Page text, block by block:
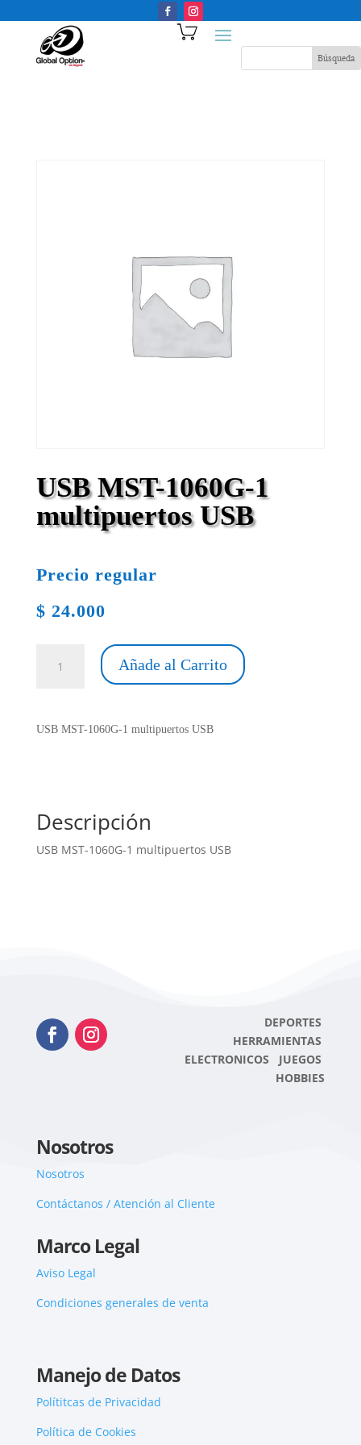
USB MST-1060G-1
multipuertos USB
Precio regular
$ 24.000
MST-
multipuertos
Añade al Carrito
USB MST-1060G-1 multipuertos USB
Descripción
USB MST-1060G-1 multipuertos USB
DEPORTES
HERRAMIENTAS
ELECTRONICOS JUEGOS
HOBBIES
Nosotros
Nosotros
Contáctanos / Atención al Cliente
Marco Legal
Aviso Legal
Condiciones generales de venta
Manejo de Datos
Polítitcas de Privacidad
Política de Cookies